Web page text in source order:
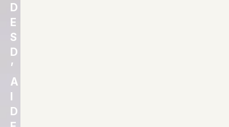
D
E
S
D
’
A
D